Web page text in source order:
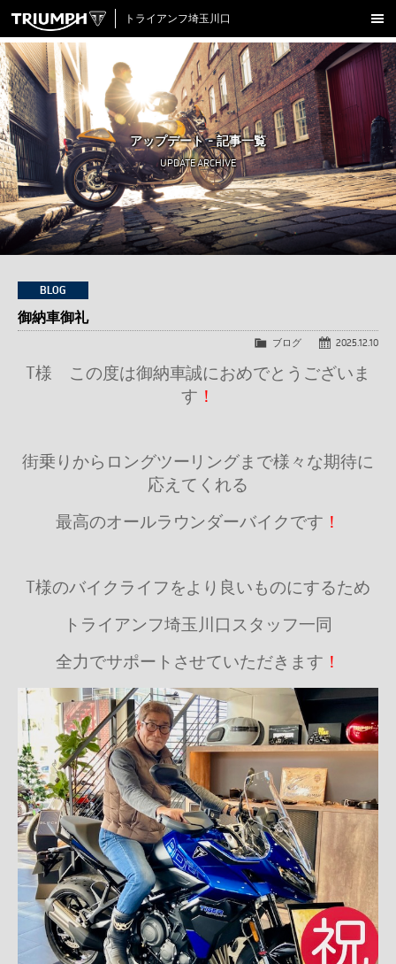
トライアンフ埼玉川口
新車在庫情報
試乗車一覧
認定中古車
アクセサリー
クロージング
アップデート
店舗情報
採用情報
TRIUMPH OFFICIAL SITE
LINE FacebookInstagram
X
アップデート - 記事一覧
UPDATE ARCHIVE
BLOG
御納車御礼
2025.12.10
ブログ
T様 この度は御納車誠におめでとうございま
す ！
街乗りからロングツーリングまで様々な期待に
応えてくれる
最高のオールラウンダーバイクです ！
T様のバイクライフをより良いものにするため
トライアンフ埼玉川口スタッフ一同
全力でサポートさせていただきます ！